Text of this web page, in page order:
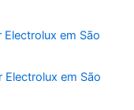
em São
Electrolux em São